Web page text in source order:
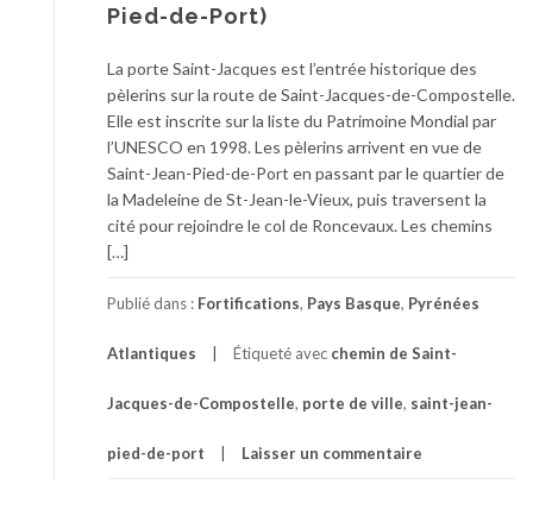
Pied-de-Port)
La porte Saint-Jacques est l’entrée historique des
pèlerins sur la route de Saint-Jacques-de-Compostelle.
Elle est inscrite sur la liste du Patrimoine Mondial par
l’UNESCO en 1998. Les pèlerins arrivent en vue de
Saint-Jean-Pied-de-Port en passant par le quartier de
la Madeleine de St-Jean-le-Vieux, puis traversent la
cité pour rejoindre le col de Roncevaux. Les chemins
[…]
Publié dans : Fortifications, Pays Basque, Pyrénées
Atlantiques Étiqueté avec chemin de Saint-
Jacques-de-Compostelle, porte de ville, saint-jean-
pied-de-port Laisser un commentaire